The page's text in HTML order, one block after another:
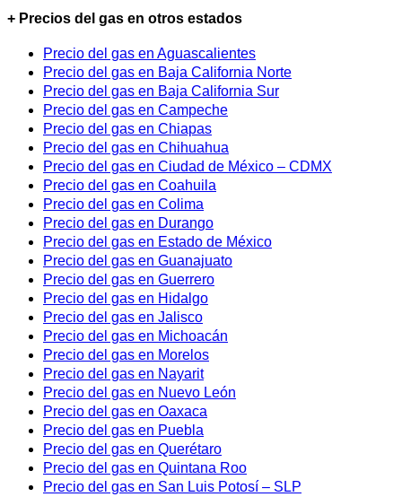
+ Precios del gas en otros estados
Precio del gas en Aguascalientes
Precio del gas en Baja California Norte
Precio del gas en Baja California Sur
Precio del gas en Campeche
Precio del gas en Chiapas
Precio del gas en Chihuahua
Precio del gas en Ciudad de México – CDMX
Precio del gas en Coahuila
Precio del gas en Colima
Precio del gas en Durango
Precio del gas en Estado de México
Precio del gas en Guanajuato
Precio del gas en Guerrero
Precio del gas en Hidalgo
Precio del gas en Jalisco
Precio del gas en Michoacán
Precio del gas en Morelos
Precio del gas en Nayarit
Precio del gas en Nuevo León
Precio del gas en Oaxaca
Precio del gas en Puebla
Precio del gas en Querétaro
Precio del gas en Quintana Roo
Precio del gas en San Luis Potosí – SLP